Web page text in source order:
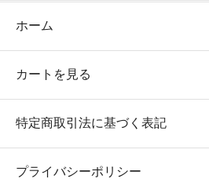
ホーム
カートを見る
特定商取引法に基づく表記
プライバシーポリシー